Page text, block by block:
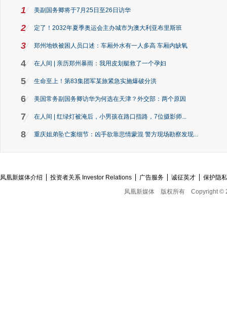
1 美副国务卿将于7月25日至26日访华
2 定了！2032年夏季奥运会主办城市为澳大利亚布里斯班
3 郑州地铁被困人员口述：车厢外水有一人多高 车厢内缺氧
4 在人间 | 亲历郑州暴雨：我用皮划艇救了一个孕妇
5 生命至上！第83集团军某旅紧急实施爆破分洪
6 美国常务副国务卿访华为何选在天津？外交部：两个原因
7 在人间 | 红绿灯被淹后，小男孩在路口指路，7位摄影师...
8 重庆姐弟坠亡案细节：凶手欲靠悲情蒙混 警方现场勘察发现...
凤凰新媒体介绍 投资者关系 Investor Relations 广告服务 诚征英才
保护隐
凤凰新媒体
版权所有 Copyright ©